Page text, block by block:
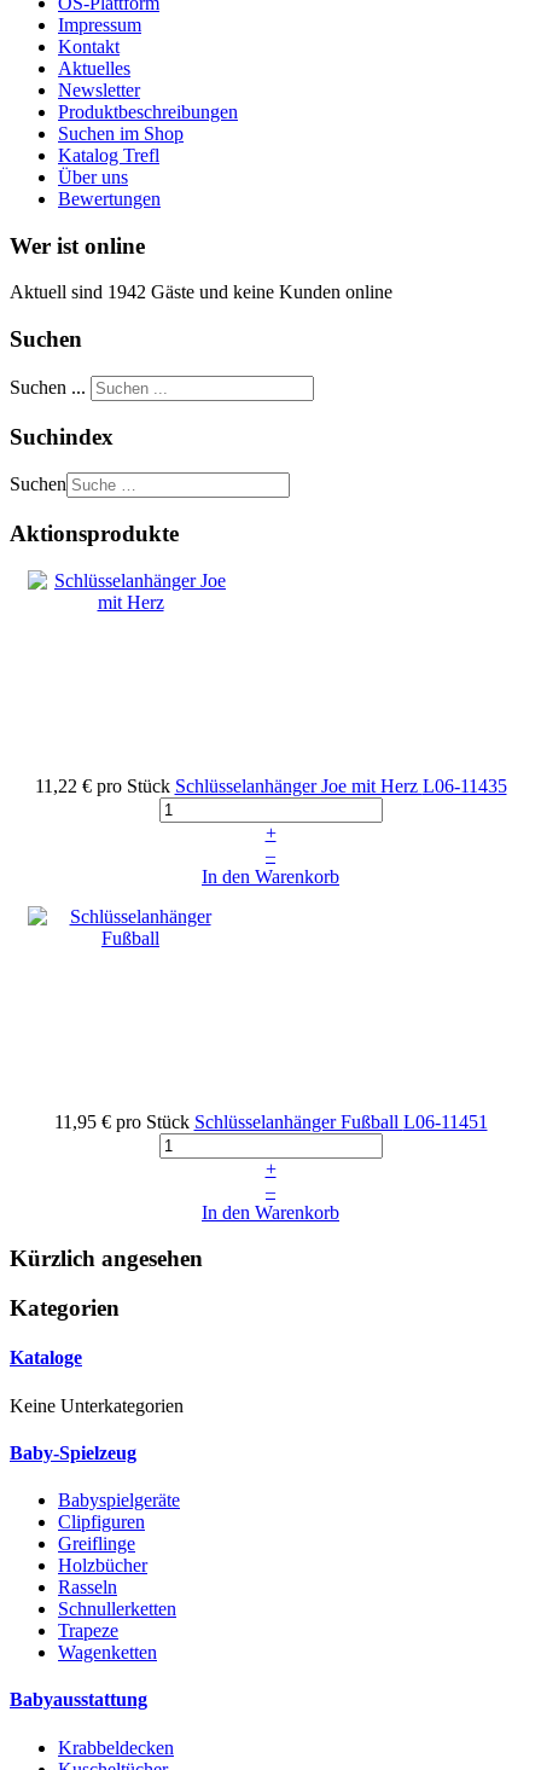
Impressum
Kontakt
Aktuelles
Newsletter
Produktbeschreibungen
Suchen im Shop
Katalog Trefl
Über uns
Bewertungen
Wer ist online
Aktuell sind 1942 Gäste und keine Kunden online
Suchen
Suchen ...
Suchindex
Suchen
Aktionsprodukte
11,22 € pro Stück Schlüsselanhänger Joe mit Herz L06-11435
+
–
In den Warenkorb
11,95 € pro Stück Schlüsselanhänger Fußball L06-11451
+
–
In den Warenkorb
Kürzlich angesehen
Kategorien
Kataloge
Keine Unterkategorien
Baby-Spielzeug
Babyspielgeräte
Clipfiguren
Greiflinge
Holzbücher
Rasseln
Schnullerketten
Trapeze
Wagenketten
Babyausstattung
Krabbeldecken